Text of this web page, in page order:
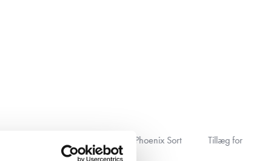
Tillæg for tilpasning af standard størrelse Solid
Surface badbordplade